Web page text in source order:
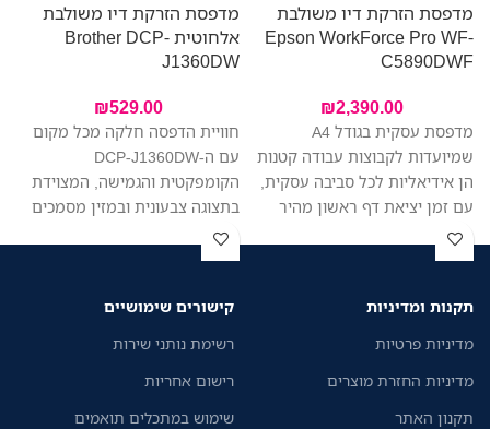
מדפסת הזרקת דיו משולבת
Epson WorkForce Pro WF-
C5890DWF
₪2,390.00
מדפסת עסקית בגודל A4
שמיועדות לקבוצות עבודה קטנות
הן אידיאליות לכל סביבה עסקית,
עם זמן יציאת דף ראשון מהיר
יותר בהשוואה למדפסות לייזר
דומות, הדפסה איכותית, צריכת
מאובטח של זרימת העבודה.
מדפסת הזרקת דיו משולבת
אלחוטית Brother DCP-
J1360DW
₪529.00
חוויית הדפסה חלקה מכל מקום
עם ה-DCP-J1360DW
הקומפקטית והגמישה, המצוידת
בתצוגה צבעונית ובמזין מסמכים
אוטומטי לנוחות מקסימלית.
הדפסה, סריקה והעתקה בקלות
מספר דפים ברצף. החיבור
מהמכשירים הניידים שלהם
תקנות ומדיניות
מדיניות פרטיות
מדיניות החזרת מוצרים
תקנון האתר
קישורים שימושיים
רשימת נותני שירות
רישום אחריות
שימוש במתכלים תואמים